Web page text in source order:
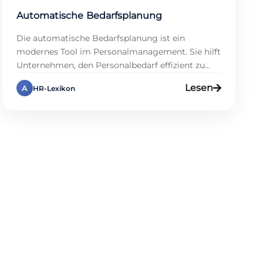
Automatische Bedarfsplanung
Die automatische Bedarfsplanung ist ein
modernes Tool im Personalmanagement. Sie hilft
Unternehmen, den Personalbedarf effizient zu
bestimmen. Außerdem optimiert sie
Schichtpläne und Arbeitszeiten. Sie ist besonders
A HR-Lexikon Lesen